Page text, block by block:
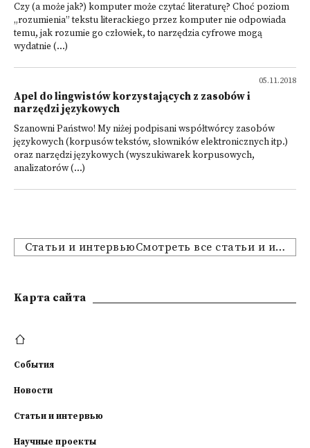
Czy (a może jak?) komputer może czytać literaturę? Choć poziom
„rozumienia” tekstu literackiego przez komputer nie odpowiada
temu, jak rozumie go człowiek, to narzędzia cyfrowe mogą
wydatnie (...)
05.11.2018
Apel do lingwistów korzystających z zasobów i
narzędzi językowych
Szanowni Państwo! My niżej podpisani współtwórcy zasobów
językowych (korpusów tekstów, słowników elektronicznych itp.)
oraz narzędzi językowych (wyszukiwarek korpusowych,
analizatorów (...)
Статьи и интервьюСмотреть все статьи и интервью
Kарта сайта
События
Новости
Статьи и интервью
Научные проекты